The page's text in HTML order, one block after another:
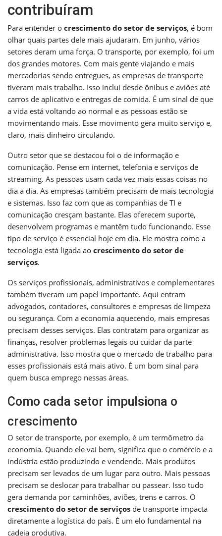
contribuíram
Para entender o crescimento do setor de serviços, é bom
olhar quais partes dele mais ajudaram. Em junho, vários
setores deram uma força. O transporte, por exemplo, foi um
dos grandes motores. Com mais gente viajando e mais
mercadorias sendo entregues, as empresas de transporte
tiveram mais trabalho. Isso inclui desde ônibus e aviões até
carros de aplicativo e entregas de comida. É um sinal de que
a vida está voltando ao normal e as pessoas estão se
movimentando mais. Esse movimento gera muito serviço e,
claro, mais dinheiro circulando.
Outro setor que se destacou foi o de informação e
comunicação. Pense em internet, telefonia e serviços de
streaming. As pessoas usam cada vez mais essas coisas no
dia a dia. As empresas também precisam de mais tecnologia
e sistemas. Isso faz com que as companhias de TI e
comunicação cresçam bastante. Elas oferecem suporte,
desenvolvem programas e mantêm tudo funcionando. Esse
tipo de serviço é essencial hoje em dia. Ele mostra como a
tecnologia está ligada ao crescimento do setor de
serviços.
Os serviços profissionais, administrativos e complementares
também tiveram um papel importante. Aqui entram
advogados, contadores, consultores e empresas de limpeza
ou segurança. Com a economia aquecendo, mais empresas
precisam desses serviços. Elas contratam para organizar as
finanças, resolver problemas legais ou cuidar da parte
administrativa. Isso mostra que o mercado de trabalho para
esses profissionais está mais ativo. É um bom sinal para
quem busca emprego nessas áreas.
Como cada setor impulsiona o
crescimento
O setor de transporte, por exemplo, é um termômetro da
economia. Quando ele vai bem, significa que o comércio e a
indústria estão produzindo e vendendo. Mais produtos
precisam ser levados de um lugar para outro. Mais pessoas
precisam se deslocar para trabalhar ou passear. Isso tudo
gera demanda por caminhões, aviões, trens e carros. O
crescimento do setor de serviços de transporte impacta
diretamente a logística do país. É um elo fundamental na
cadeia produtiva.